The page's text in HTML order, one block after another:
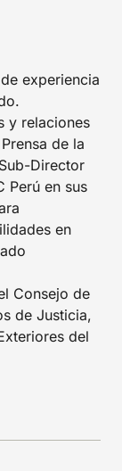
experiencia
y relaciones
de la
Director
Perú en sus
en
Consejo de
de Justicia,
del